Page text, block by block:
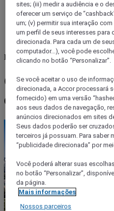
Brazil
Onde almoçar
em São Paulo
sites; (iii) medir a audiência e o
oferecer um serviço de
um; (v) permitir sua interação
um perfil de seus interesses para
direcionada. Para cada um de
computador...), você pode
clicando no botão “Personalizar”.
Se você aceitar o uso de
direcionada, a Accor processará
fornecido) em uma versão
aos seus dados de navegação,
anúncios direcionados em sites
Seus dados poderão ser
terceiros já possuam. Para saber
“publicidade direcionada” por
Você poderá alterar suas
no botão “Personalizar”,
da página.
Mais informações
Nossos parceiros